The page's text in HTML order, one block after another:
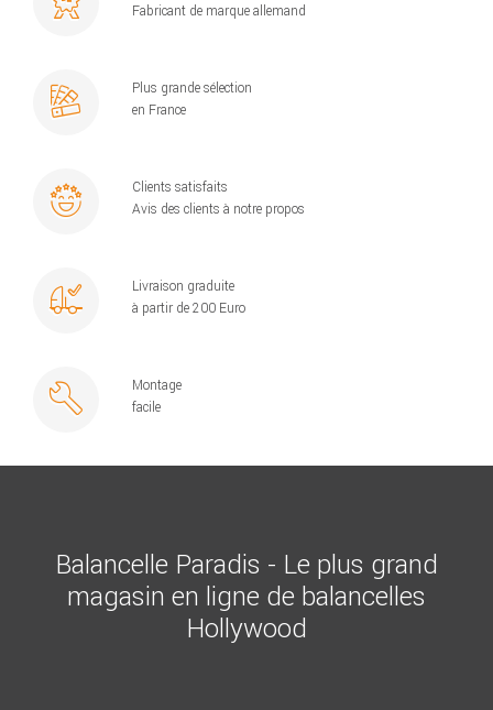
Fabricant de marque allemand
Plus grande sélection
en France
Clients satisfaits
Avis des clients à notre propos
Livraison graduite
à partir de 200 Euro
Montage
facile
Balancelle Paradis - Le plus grand
magasin en ligne de balancelles
Hollywood